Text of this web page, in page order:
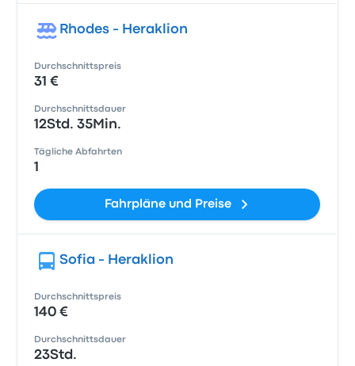
Rhodes - Heraklion
Durchschnittspreis
31 €
Durchschnittsdauer
12Std. 35Min.
Tägliche Abfahrten
1
Fahrpläne und Preise
Sofia - Heraklion
Durchschnittspreis
140 €
Durchschnittsdauer
23Std.